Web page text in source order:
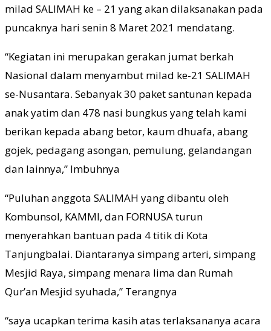
milad SALIMAH ke – 21 yang akan dilaksanakan pada
puncaknya hari senin 8 Maret 2021 mendatang.
“Kegiatan ini merupakan gerakan jumat berkah
Nasional dalam menyambut milad ke-21 SALIMAH
se-Nusantara. Sebanyak 30 paket santunan kepada
anak yatim dan 478 nasi bungkus yang telah kami
berikan kepada abang betor, kaum dhuafa, abang
gojek, pedagang asongan, pemulung, gelandangan
dan lainnya,” Imbuhnya
“Puluhan anggota SALIMAH yang dibantu oleh
Kombunsol, KAMMI, dan FORNUSA turun
menyerahkan bantuan pada 4 titik di Kota
Tanjungbalai. Diantaranya simpang arteri, simpang
Mesjid Raya, simpang menara lima dan Rumah
Qur’an Mesjid syuhada,” Terangnya
“saya ucapkan terima kasih atas terlaksananya acara